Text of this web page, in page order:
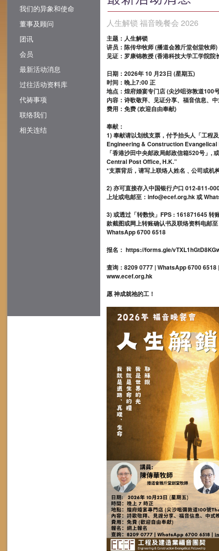
我们的异象和使命
董事及顾问
团讯
会员
最新活动消息
过往活动资料库
代祷事项
联络我们
相关连结
人生解锁 福音晚餐会 2026
主题：人生解锁
讲员：陈传华牧师 (播道会雅斤堂创堂牧师)
见证：罗康锦教授 (香港科技大学工学院院
日期：2026年 10 月23日 (星期五)
时间：晚上7:00 正
地点：煌府婚宴专门店 (尖沙咀弥敦道100
内容：诗歌敬拜、见证分享、福音信息、
费用：免费 (欢迎自由奉献)
奉献：
1) 奉献请以划线支票，付予抬头人「工程
Engineering & Construction Evangelical
「香港沙田中央邮政局邮政信箱520号」,
Central Post Office, H.K.”
*支票背后，请写上联络人姓名﹑公司或机
2) 亦可直接存入中国银行户口 012-811-
上址或电邮至：info@ecef.org.hk 或
3) 或透过「转数快」FPS : 161871645 转
款截图或网上转账确认书及联络资料电邮
WhatsApp 6700 6518
报名： https://forms.gle/
查询：8209 0777 | WhatsApp 6700
www.ecef.org.hk
愿 神成就祂的工！